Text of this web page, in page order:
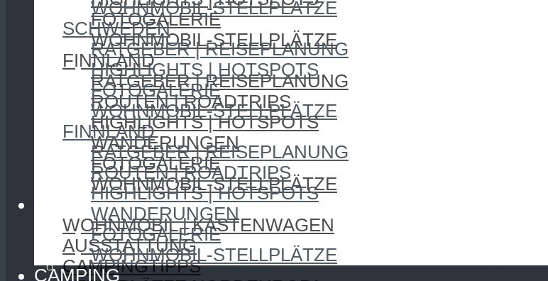
FOTOGALERIE
WOHNMOBIL-STELLPLÄTZE
FINNLAND
RATGEBER | REISEPLANUNG
ROUTEN | ROADTRIPS
HIGHLIGHTS | HOTSPOTS
WANDERUNGEN
FOTOGALERIE
WOHNMOBIL-STELLPLÄTZE
CAMPING
WOHNMOBIL | KASTENWAGEN
AUSSTATTUNG
CAMPINGTIPPS
WOHNMOBIL-STELLPLÄTZE
SCHWEDEN
RATGEBER | REISEPLANUNG
HIGHLIGHTS | HOTSPOTS
FOTOGALERIE
WOHNMOBIL-STELLPLÄTZE
FINNLAND
RATGEBER | REISEPLANUNG
ROUTEN | ROADTRIPS
HIGHLIGHTS | HOTSPOTS
WANDERUNGEN
FOTOGALERIE
WOHNMOBIL-STELLPLÄTZE
CAMPING